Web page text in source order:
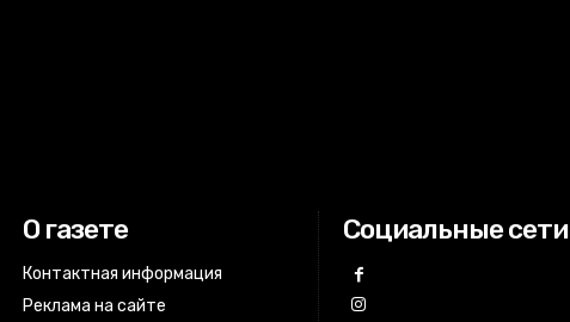
О газете
Контактная информация
Реклама на сайте
Социальные сети